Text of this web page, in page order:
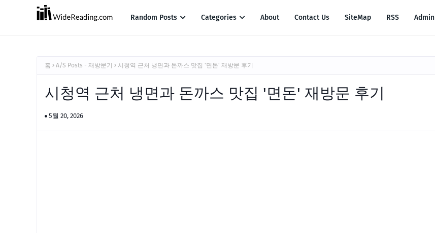
Random Posts Categories About Contact Us SiteMap RSS Admin
홈 A/S Posts - 재방문기 시청역 근처 냉면과 돈까스 맛집 '면돈' 재방문 후기
시청역 근처 냉면과 돈까스 맛집 '면돈' 재방문 후기
5월 20, 2026